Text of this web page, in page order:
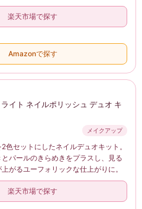
楽天市場で探す
Amazonで探す
イト ネイルポリッシュ デュオ キ
メイクアップ
色セットにしたネイルデュオキット。
パールのきらめきをプラスし、見る
がるユーフォリックな仕上がりに。
楽天市場で探す